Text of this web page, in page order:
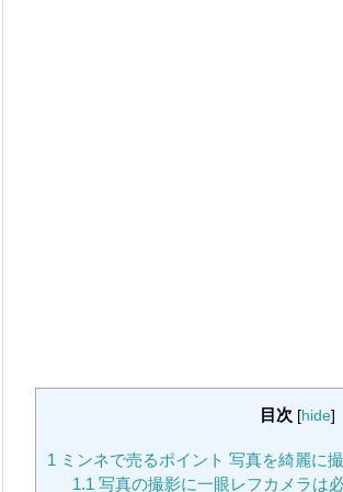
目次 [hide]
1 ミンネで売るポイント 写真を綺麗に
1.1 写真の撮影に一眼レフカメラは